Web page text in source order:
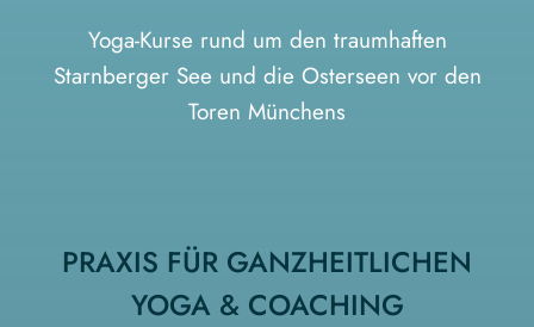
Yoga-Kurse rund um den traumhaften
Starnberger See und die Osterseen vor den
Toren Münchens
PRAXIS FÜR GANZHEITLICHEN
YOGA & COACHING